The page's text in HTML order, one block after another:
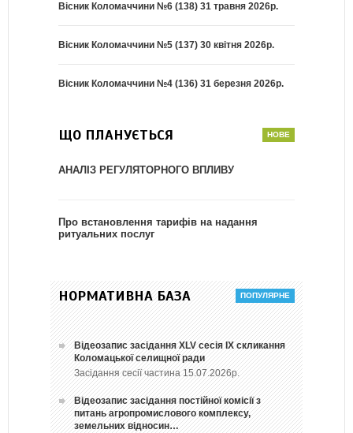
Вісник Коломаччини №6 (138) 31 травня 2026р.
Вісник Коломаччини №5 (137) 30 квітня 2026р.
Вісник Коломаччини №4 (136) 31 березня 2026р.
ЩО ПЛАНУЄТЬСЯ
АНАЛІЗ РЕГУЛЯТОРНОГО ВПЛИВУ
Про встановлення тарифів на надання
ритуальних послуг
НОРМАТИВНА БАЗА
Відеозапис засідання ХLV сесія ІХ скликання
Коломацької селищної ради
Засідання сесії частина 15.07.2026р.
Відеозапис засідання постійної комісії з
питань агропромислового комплексу,
земельних відносин…